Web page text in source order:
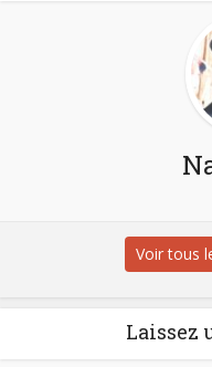
Voir tous
Laissez